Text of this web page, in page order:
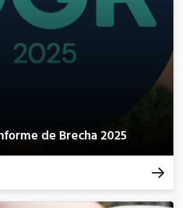
de Brecha 2025